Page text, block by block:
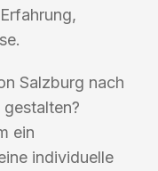
Salzburg nach
ein
individuelle